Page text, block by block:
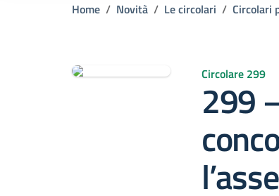
Home Novità Le circolari Circolari
Circolare 299
299